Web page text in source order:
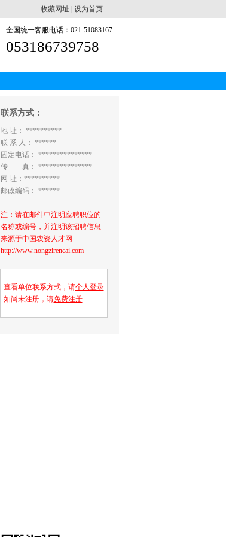
收藏网址 设为首页
全国统一客服电话：021-51083167
053186739758
联系方式：
地 址： **********
联 系 人： ******
固定电话： ***************
传 真： ***************
网 址：**********
邮政编码： ******
注：请在邮件中注明应聘职位的
名称或编号，并注明该招聘信息
来源于中国农资人才网
http://www.nongzirencai.com
查看单位联系方式，请个人登录
如尚未注册，请免费注册